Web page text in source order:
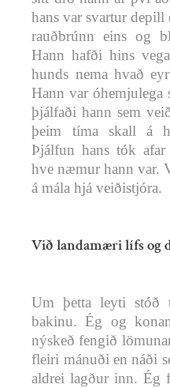
hans var svartur
rauðbrúnn eins og
Hann hafði hins
hunds nema hvað
Hann var
þjálfaði hann sem
þeim tíma skall á
Þjálfun hans tók afar
hve næmur hann var.
á mála hjá veiðistjóra.
Við landamæri lífs og
Um þetta leyti
bakinu. Ég og
nýskeð fengið
fleiri mánuði en náði
aldrei lagður inn. Ég